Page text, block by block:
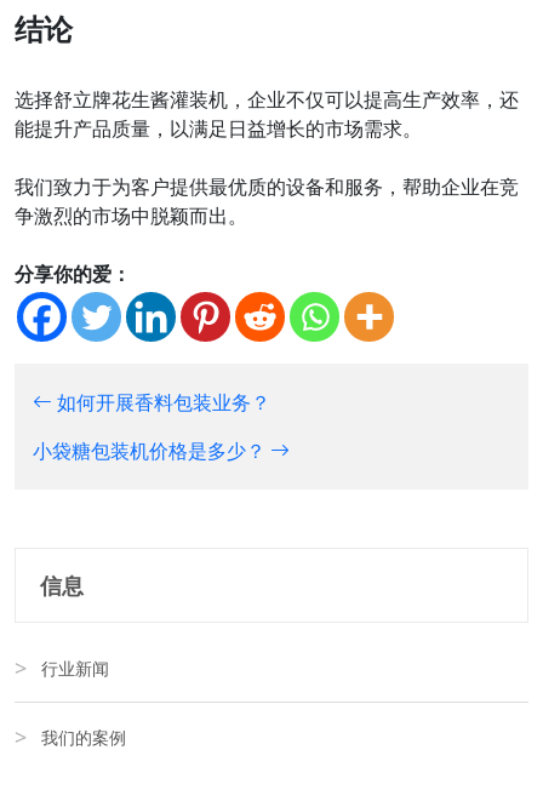
结论
选择舒立牌花生酱灌装机，企业不仅可以提高生产效率，还
能提升产品质量，以满足日益增长的市场需求。
我们致力于为客户提供最优质的设备和服务，帮助企业在竞
争激烈的市场中脱颖而出。
分享你的爱：
如何开展香料包装业务？
小袋糖包装机价格是多少？
信息
行业新闻
我们的案例